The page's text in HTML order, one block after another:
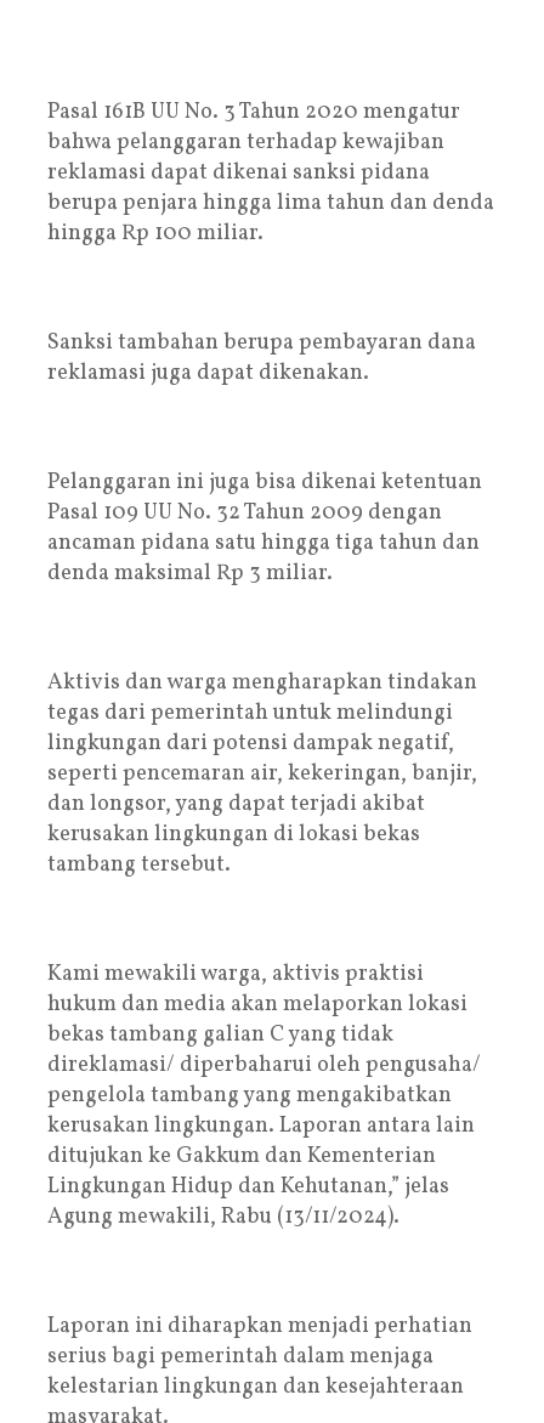
Pasal 161B UU No. 3 Tahun 2020 mengatur
bahwa pelanggaran terhadap kewajiban
reklamasi dapat dikenai sanksi pidana
berupa penjara hingga lima tahun dan denda
hingga Rp 100 miliar.
Sanksi tambahan berupa pembayaran dana
reklamasi juga dapat dikenakan.
Pelanggaran ini juga bisa dikenai ketentuan
Pasal 109 UU No. 32 Tahun 2009 dengan
ancaman pidana satu hingga tiga tahun dan
denda maksimal Rp 3 miliar.
Aktivis dan warga mengharapkan tindakan
tegas dari pemerintah untuk melindungi
lingkungan dari potensi dampak negatif,
seperti pencemaran air, kekeringan, banjir,
dan longsor, yang dapat terjadi akibat
kerusakan lingkungan di lokasi bekas
tambang tersebut.
Kami mewakili warga, aktivis praktisi
hukum dan media akan melaporkan lokasi
bekas tambang galian C yang tidak
direklamasi/ diperbaharui oleh pengusaha/
pengelola tambang yang mengakibatkan
kerusakan lingkungan. Laporan antara lain
ditujukan ke Gakkum dan Kementerian
Lingkungan Hidup dan Kehutanan,” jelas
Agung mewakili, Rabu (13/11/2024).
Laporan ini diharapkan menjadi perhatian
serius bagi pemerintah dalam menjaga
kelestarian lingkungan dan kesejahteraan